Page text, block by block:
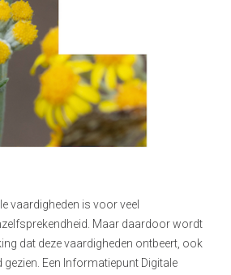
vaardigheden is voor veel
Maar daardoor wordt
dat deze vaardigheden ontbeert, ook
Een Informatiepunt Digitale